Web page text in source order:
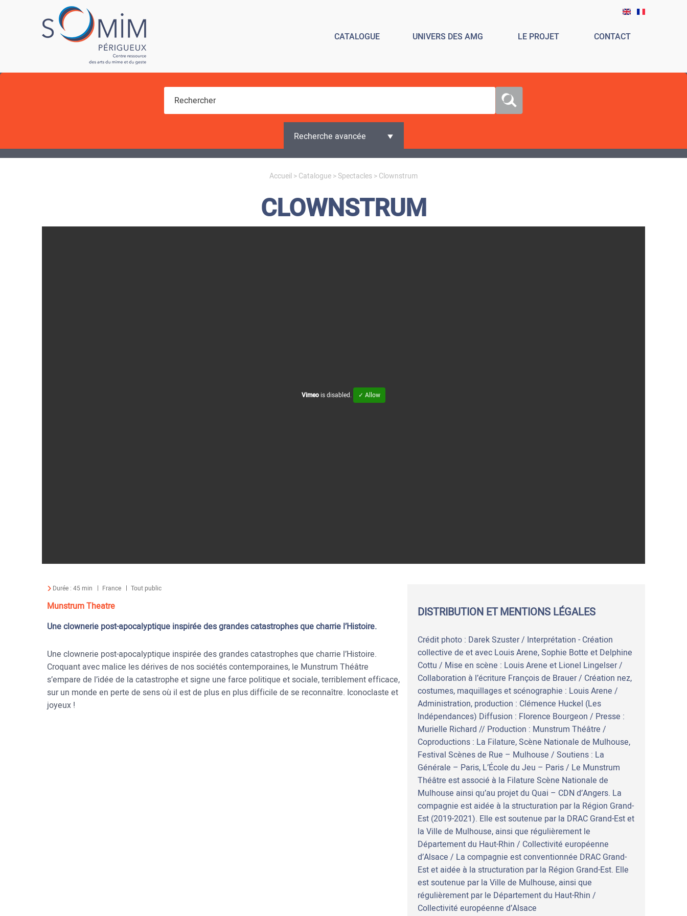
CATALOGUE UNIVERS DES AMG LE PROJET CONTACT
Recherche avancée
Accueil >Catalogue>Spectacles> Clownstrum
CLOWNSTRUM
Vimeo is disabled. ✓ Allow
Durée : 45 min France Tout public
Munstrum Theatre
Une clownerie post-apocalyptique inspirée des grandes catastrophes que charrie l’Histoire.
Une clownerie post-apocalyptique inspirée des grandes catastrophes que charrie l’Histoire.
Croquant avec malice les dérives de nos sociétés contemporaines, le Munstrum Théâtre
s’empare de l’idée de la catastrophe et signe une farce politique et sociale, terriblement efficace,
sur un monde en perte de sens où il est de plus en plus difficile de se reconnaître. Iconoclaste et
joyeux !
DISTRIBUTION ET MENTIONS LÉGALES
Crédit photo : Darek Szuster / Interprétation - Création
collective de et avec Louis Arene, Sophie Botte et Delphine
Cottu / Mise en scène : Louis Arene et Lionel Lingelser /
Collaboration à l’écriture François de Brauer / Création nez,
costumes, maquillages et scénographie : Louis Arene /
Administration, production : Clémence Huckel (Les
Indépendances) Diffusion : Florence Bourgeon / Presse :
Murielle Richard // Production : Munstrum Théâtre /
Coproductions : La Filature, Scène Nationale de Mulhouse,
Festival Scènes de Rue – Mulhouse / Soutiens : La
Générale – Paris, L’École du Jeu – Paris / Le Munstrum
Théâtre est associé à la Filature Scène Nationale de
Mulhouse ainsi qu’au projet du Quai – CDN d’Angers. La
compagnie est aidée à la structuration par la Région Grand-
Est (2019-2021). Elle est soutenue par la DRAC Grand-Est et
la Ville de Mulhouse, ainsi que régulièrement le
Département du Haut-Rhin / Collectivité européenne
d’Alsace / La compagnie est conventionnée DRAC Grand-
Est et aidée à la structuration par la Région Grand-Est. Elle
est soutenue par la Ville de Mulhouse, ainsi que
régulièrement par le Département du Haut-Rhin /
Collectivité européenne d’Alsace